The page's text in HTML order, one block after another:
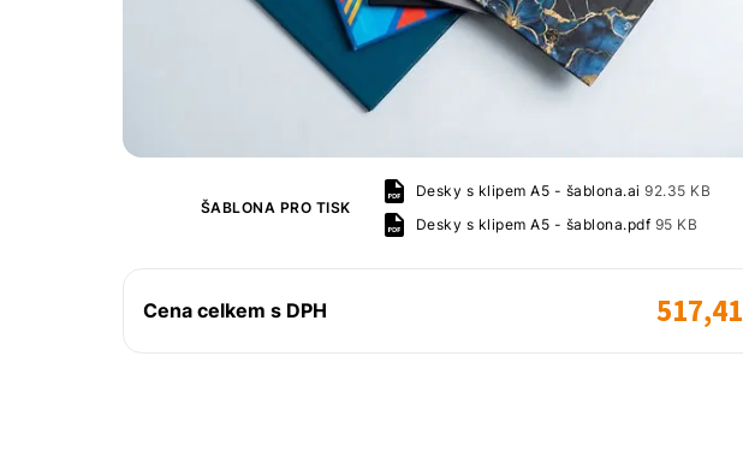
ŠABLONA PRO TISK
Desky s klipem A5 - šablona.ai92.35 KB
Desky s klipem A5 - šablona.pdf 95 KB
Cena celkem s DPH 517,41